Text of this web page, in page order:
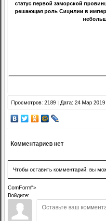
статус первой заморской
решающая роль Сицилии в
Просмотров: 2189 | Дата: 24 Мар 2019
Комментариев нет
Чтобы оставить комментарий, вы
ComForm">
Войдите: